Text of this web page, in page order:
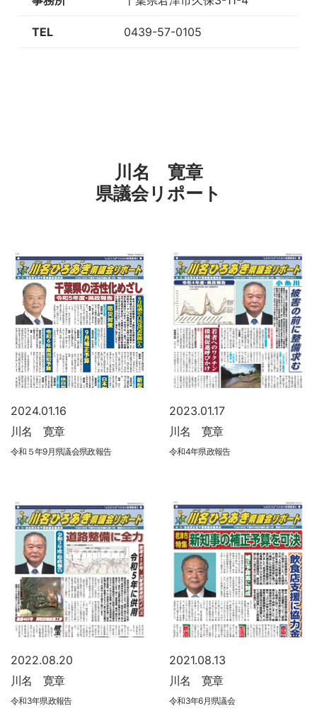
TEL 0439-57-0105
川名 寛章
県議会リポート
2024.01.16
川名 寛章
令和５年9月県議会県政報告
2023.01.17
川名 寛章
令和4年県政報告
2022.08.20
川名 寛章
令和3年県政報告
2021.08.13
川名 寛章
令和3年6月県議会